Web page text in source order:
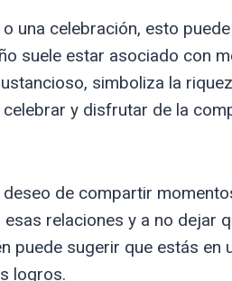
una celebración, esto
suele estar asociado con
simboliza la
y disfrutar de la
de compartir
relaciones y a no dejar
puede sugerir que estás en
logros.